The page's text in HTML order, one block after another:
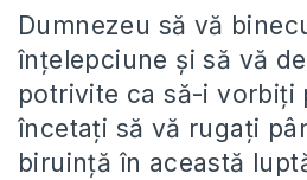
Dumnezeu să vă
înțelepciune și să vă
potrivite ca să-i vorbiți
încetați să vă rugați
biruință în această